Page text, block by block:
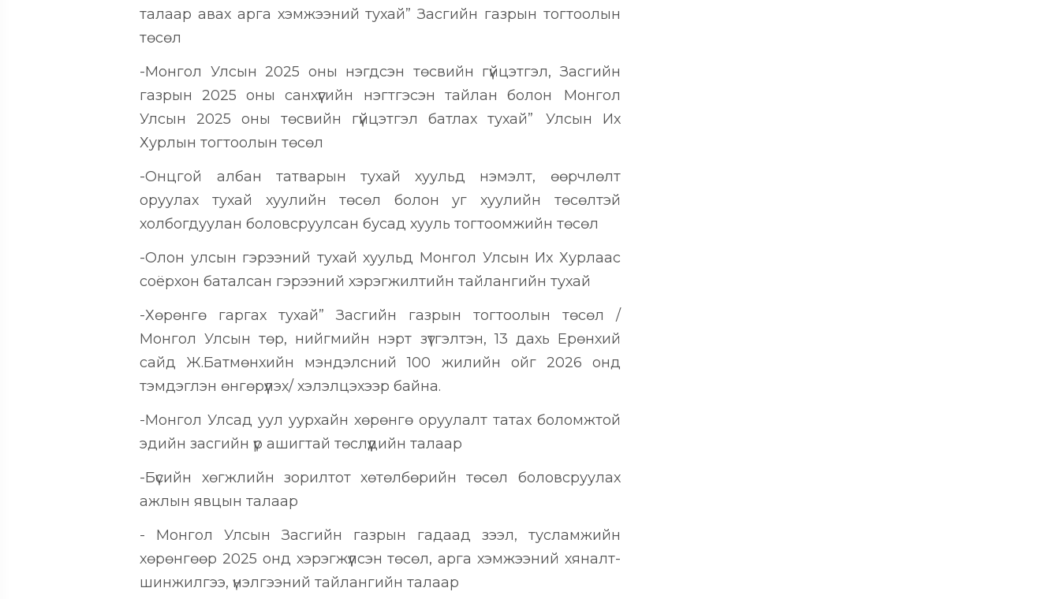
талаар авах арга хэмжээний тухай” Засгийн газрын тогтоолын
төсөл
-Монгол Улсын 2025 оны нэгдсэн төсвийн гүйцэтгэл, Засгийн
газрын 2025 оны санхүүгийн нэгтгэсэн тайлан болон Монгол
Улсын 2025 оны төсвийн гүйцэтгэл батлах тухай” Улсын Их
Хурлын тогтоолын төсөл
-Онцгой албан татварын тухай хуульд нэмэлт, өөрчлөлт
оруулах тухай хуулийн төсөл болон уг хуулийн төсөлтэй
холбогдуулан боловсруулсан бусад хууль тогтоомжийн төсөл
-Олон улсын гэрээний тухай хуульд Монгол Улсын Их Хурлаас
соёрхон баталсан гэрээний хэрэгжилтийн тайлангийн тухай
-Хөрөнгө гаргах тухай” Засгийн газрын тогтоолын төсөл /
Монгол Улсын төр, нийгмийн нэрт зүтгэлтэн, 13 дахь Ерөнхий
сайд Ж.Батмөнхийн мэндэлсний 100 жилийн ойг 2026 онд
тэмдэглэн өнгөрүүлэх/ хэлэлцэхээр байна.
-Монгол Улсад уул уурхайн хөрөнгө оруулалт татах боломжтой
эдийн засгийн үр ашигтай төслүүдийн талаар
-Бүсийн хөгжлийн зорилтот хөтөлбөрийн төсөл боловсруулах
ажлын явцын талаар
- Mонгол Улсын Засгийн газрын гадаад зээл, тусламжийн
хөрөнгөөр 2025 онд хэрэгжүүлсэн төсөл, арга хэмжээний хяналт-
шинжилгээ, үнэлгээний тайлангийн талаар